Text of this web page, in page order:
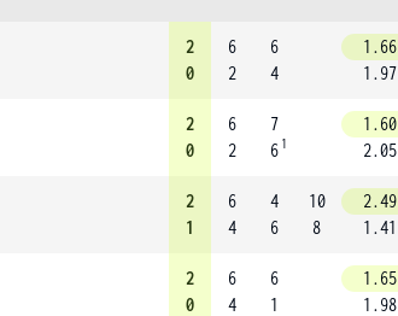
2
0
6
2
6
4
1.66
1.97
2
0
6
2
7
6 1
1.60
2.05
2
1
6
4
4
6
10
8
2.49
1.41
2
0
6
4
6
1
1.65
1.98